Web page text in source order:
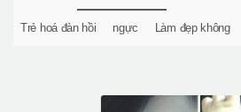
Trẻ hoá đàn hồi ngực Làm đẹp không